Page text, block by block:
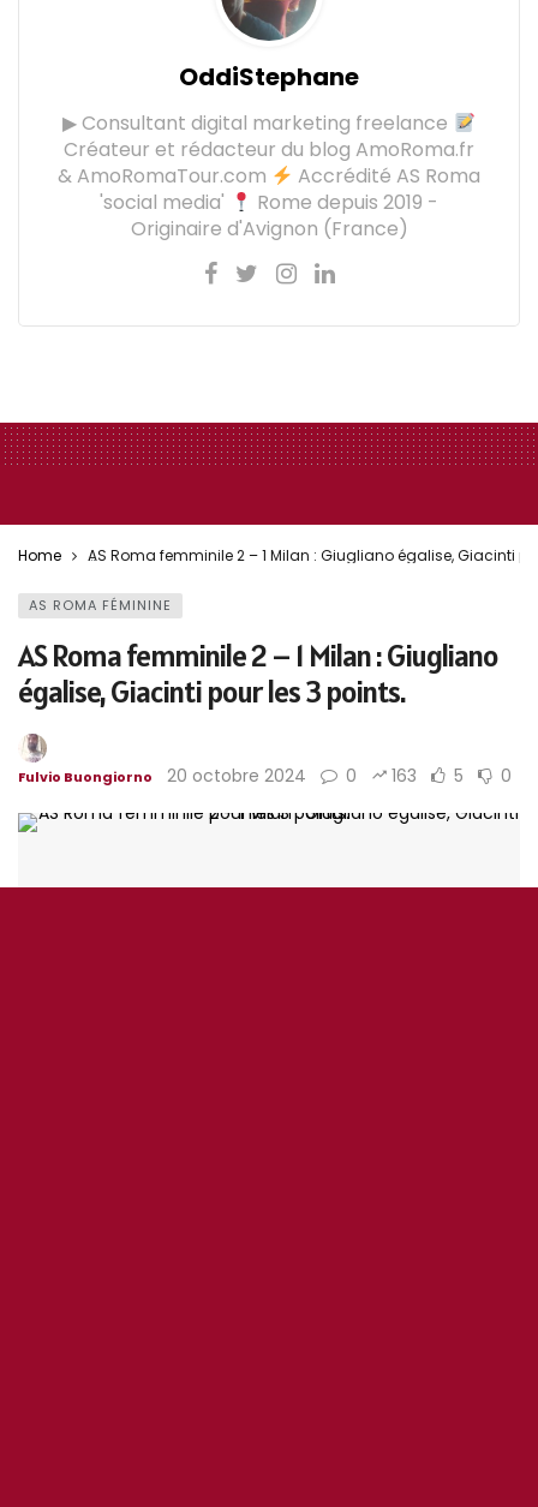
OddiStephane
▶ Consultant digital marketing freelance
Créateur et rédacteur du blog AmoRoma.fr
& AmoRomaTour.com
Accrédité AS Roma
'social media'
Rome depuis 2019 -
Originaire d'Avignon (France)
Home AS Roma femminile 2 – 1 Milan : Giugliano égalise, Giacinti
AS ROMA FÉMININE
AS Roma femminile 2 – 1 Milan : Giugliano
égalise, Giacinti pour les 3 points.
Fulvio Buongiorno 20 octobre 2024 0 163 5 0